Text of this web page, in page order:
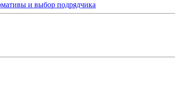
и выбор подрядчика